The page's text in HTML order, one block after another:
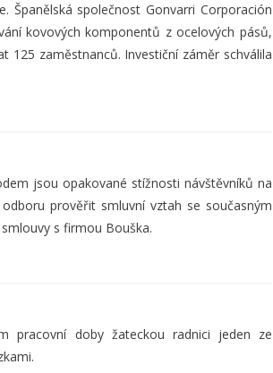
společnost Gonvarri Corporación
kovových komponentů z ocelových pásů,
125 zaměstnanců. Investiční záměr schválila
jsou opakované stížnosti návštěvníků na
prověřit smluvní vztah se současným
s firmou Bouška.
pracovní doby žateckou radnici jeden ze